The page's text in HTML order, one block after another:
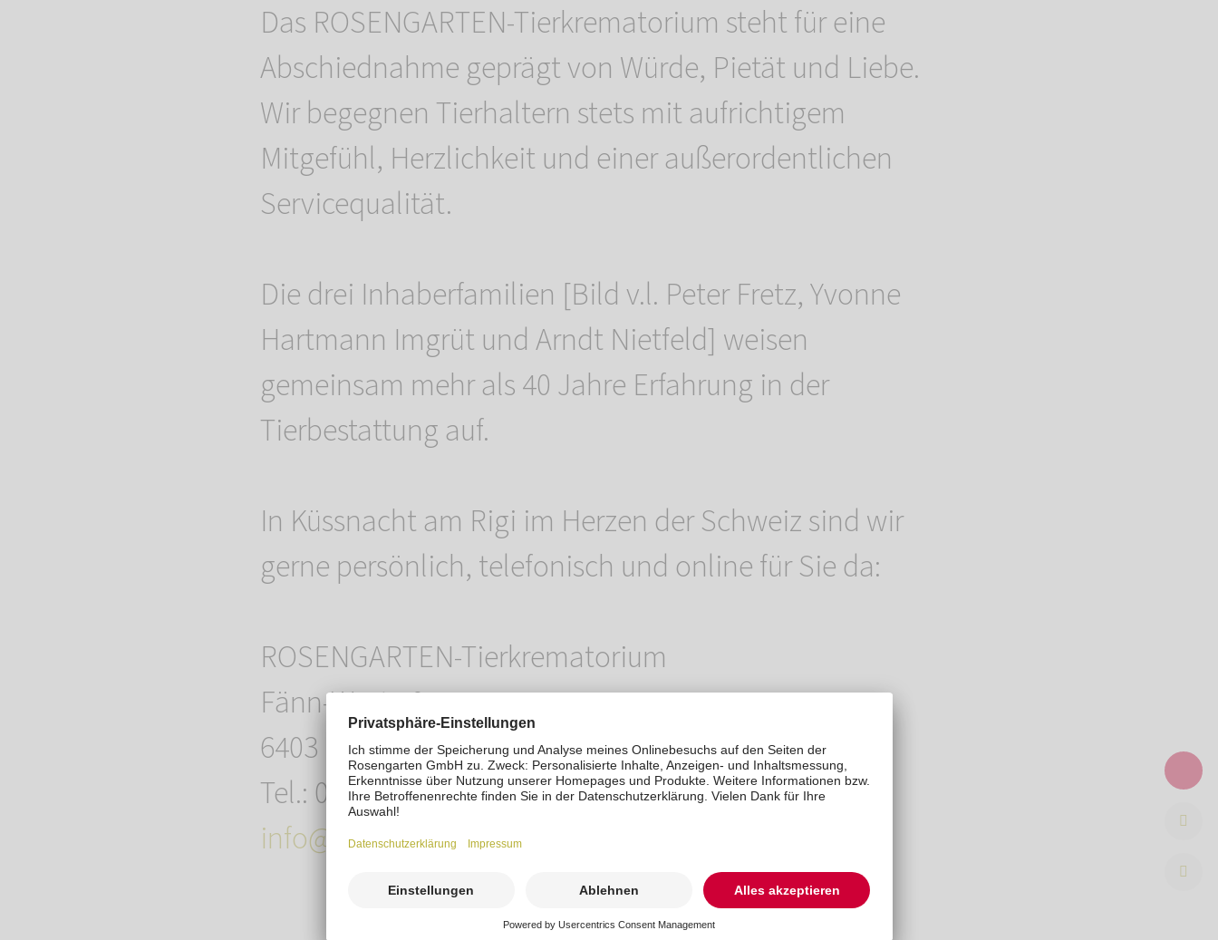
Das ROSENGARTEN-Tierkrematorium steht für eine
Abschiednahme geprägt von Würde, Pietät und Liebe.
Wir begegnen Tierhaltern stets mit aufrichtigem
Mitgefühl, Herzlichkeit und einer außerordentlichen
Servicequalität.
Die drei Inhaberfamilien [Bild v.l. Peter Fretz, Yvonne
Hartmann Imgrüt und Arndt Nietfeld] weisen
gemeinsam mehr als 40 Jahre Erfahrung in der
Tierbestattung auf.
In Küssnacht am Rigi im Herzen der Schweiz sind wir
gerne persönlich, telefonisch und online für Sie da:
ROSENGARTEN-Tierkrematorium
Fänn-West 10
6403 Küssnacht am Rigi
Tel.: 041 850 00 85
info@mein-rosengarten.ch